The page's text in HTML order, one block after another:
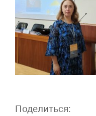
Поделиться: